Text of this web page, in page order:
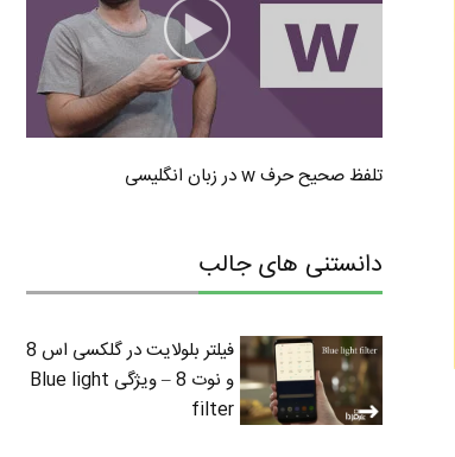
تلفظ صحیح حرف w در زبان انگلیسی
دانستنی های جالب
فیلتر بلولایت در گلکسی اس 8
و نوت 8 – ویژگی Blue light
filter